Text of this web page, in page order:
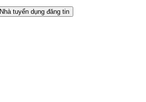
Nhà tuyển dụng đăng tin